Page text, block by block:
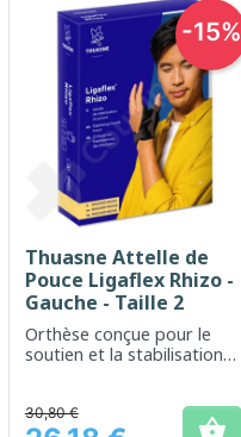
Thuasne Attelle de
Pouce Ligaflex Rhizo -
Gauche - Taille 2
Orthèse conçue pour le
soutien et la stabilisation
30,80 €

-15%